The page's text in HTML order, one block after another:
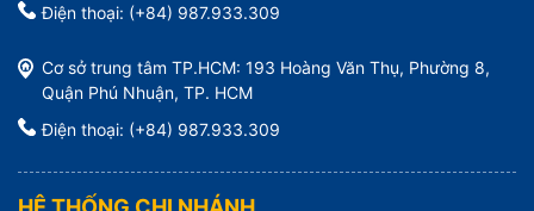
Điện thoại: (+84) 987.933.309
Cơ sở trung tâm TP.HCM: 193 Hoàng Văn Thụ, Phường 8,
Quận Phú Nhuận, TP. HCM
Điện thoại: (+84) 987.933.309